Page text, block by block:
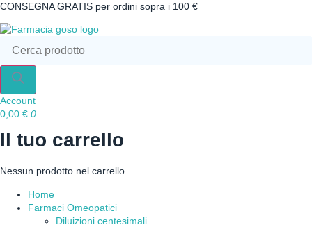
Vai
contenuto
CONSEGNA GRATIS per ordini sopra i 100 €
prodotti
Account
0,00 € 0
Il tuo carrello
Nessun prodotto nel carrello.
Home
Farmaci Omeopatici
Diluizioni centesimali